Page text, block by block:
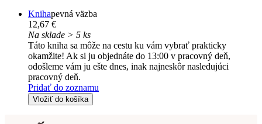
Knihapevná väzba
12,67 €
Na sklade > 5 ks
Táto kniha sa môže na cestu ku vám vybrať prakticky
okamžite! Ak si ju objednáte do 13:00 v pracovný deň,
odošleme vám ju ešte dnes, inak najneskôr nasledujúci
pracovný deň.
Pridať do zoznamu
Vložiť do košíka